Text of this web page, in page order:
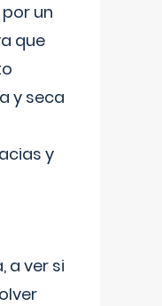
un
que
y seca
y
a ver si